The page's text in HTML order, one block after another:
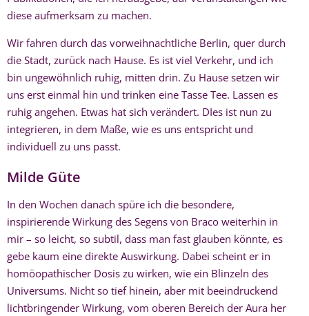
diese aufmerksam zu machen.
Wir fahren durch das vorweihnachtliche Berlin, quer durch
die Stadt, zurück nach Hause. Es ist viel Verkehr, und ich
bin ungewöhnlich ruhig, mitten drin. Zu Hause setzen wir
uns erst einmal hin und trinken eine Tasse Tee. Lassen es
ruhig angehen. Etwas hat sich verändert. DIes ist nun zu
integrieren, in dem Maße, wie es uns entspricht und
individuell zu uns passt.
Milde Güte
In den Wochen danach spüre ich die besondere,
inspirierende Wirkung des Segens von Braco weiterhin in
mir – so leicht, so subtil, dass man fast glauben könnte, es
gebe kaum eine direkte Auswirkung. Dabei scheint er in
homöopathischer Dosis zu wirken, wie ein Blinzeln des
Universums. Nicht so tief hinein, aber mit beeindruckend
lichtbringender Wirkung, vom oberen Bereich der Aura her